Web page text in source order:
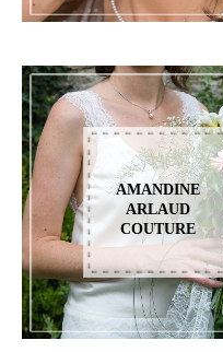
AMANDINE
ARLAUD
COUTURE